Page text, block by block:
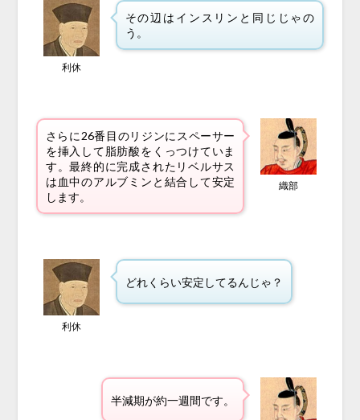
利休
その辺はインスリンと同じじゃの
う。
さらに26番目のリジンにスペーサー
を挿入して脂肪酸をくっつけていま
す。最終的に完成されたリベルサス
は血中のアルブミンと結合して安定
します。
織部
利休
どれくらい安定してるんじゃ？
半減期が約一週間です。